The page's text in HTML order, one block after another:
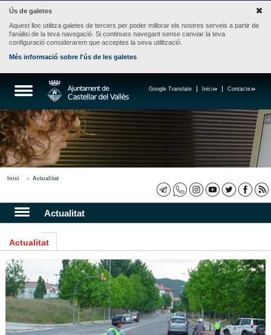
Ús de galetes
Aquest lloc utilitza galetes de tercers per poder millorar els nostres serveis a partir de
l'anàlisi de la teva navegació. Si continues navegant sense canviar la teva
configuració considerarem que acceptes la seva utilització.
Més informació sobre l'ús de les galetes
Contacte
Inici
Google Translate
Inici Actualitat
Actualitat
Actualitat